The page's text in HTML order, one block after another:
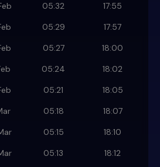
05:32
17:55
05:29
17:57
05:27
18:00
05:24
18:02
05:21
18:05
05:18
18:07
05:15
18:10
05:13
18:12